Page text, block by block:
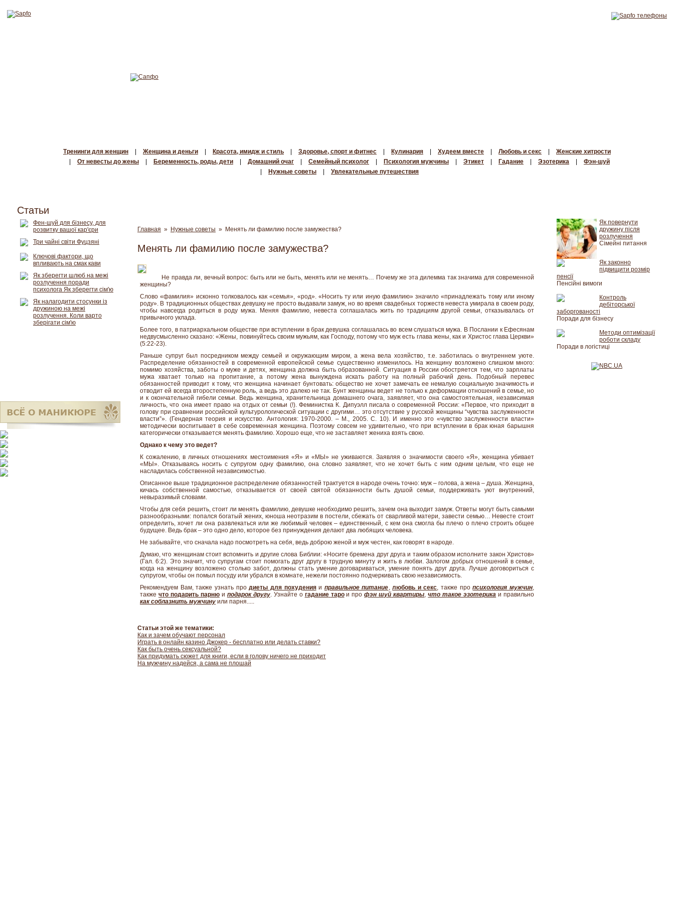
Тренинги для женщин Женщина и деньги Красота, имидж и стиль Здоровье, спорт и фитнес Кулинария Худеем вместе Любовь и секс
Женские хитрости
От невесты до жены Беременность, роды, дети Домашний очаг Семейный психолог Психология мужчины Этикет Гадание Эзотерика
Фэн-шуй
Нужные советы Увлекательные путешествия
Главная » Нужные советы » Менять ли фамилию после замужества?
Менять ли фамилию после замужества?
Не правда ли, вечный вопрос: быть или не быть, менять или не менять… Почему же эта дилемма так значима для современной
женщины?
Слово «фамилия» исконно толковалось как «семья», «род». «Носить ту или иную фамилию» значило «принадлежать тому или иному
роду». В традиционных обществах девушку не просто выдавали замуж, но во время свадебных торжеств невеста умирала в своем роду,
чтобы навсегда родиться в роду мужа. Меняя фамилию, невеста соглашалась жить по традициям другой семьи, отказывалась от
привычного уклада.
Более того, в патриархальном обществе при вступлении в брак девушка соглашалась во всем слушаться мужа. В Послании к Ефесянам
недвусмысленно сказано: «Жены, повинуйтесь своим мужьям, как Господу, потому что муж есть глава жены, как и Христос глава Церкви»
(5:22-23).
Раньше супруг был посредником между семьей и окружающим миром, а жена вела хозяйство, т.е. заботилась о внутреннем уюте.
Распределение обязанностей в современной европейской семье существенно изменилось. На женщину возложено слишком много:
помимо хозяйства, заботы о муже и детях, женщина должна быть образованной. Ситуация в России обостряется тем, что зарплаты
мужа хватает только на пропитание, а потому жена вынуждена искать работу на полный рабочий день. Подобный перевес
обязанностей приводит к тому, что женщина начинает бунтовать: общество не хочет замечать ее немалую социальную значимость и
отводит ей всегда второстепенную роль, а ведь это далеко не так. Бунт женщины ведет не только к деформации отношений в семье, но
и к окончательной гибели семьи. Ведь женщина, хранительница домашнего очага, заявляет, что она самостоятельная, независимая
личность, что она имеет право на отдых от семьи (!). Феминистка К. Дипуэлл писала о современной России: «Первое, что приходит в
голову при сравнении российской культурологической ситуации с другими… это отсутствие у русской женщины “чувства заслуженности
власти”». (Гендерная теория и искусство. Антология: 1970-2000. – М., 2005. С. 10). И именно это «чувство заслуженности власти»
методически воспитывает в себе современная женщина. Поэтому совсем не удивительно, что при вступлении в брак юная барышня
категорически отказывается менять фамилию. Хорошо еще, что не заставляет жениха взять свою.
Однако к чему это ведет?
К сожалению, в личных отношениях местоимения «Я» и «МЫ» не уживаются. Заявляя о значимости своего «Я», женщина убивает
«МЫ». Отказываясь носить с супругом одну фамилию, она словно заявляет, что не хочет быть с ним одним целым, что еще не
насладилась собственной независимостью.
Описанное выше традиционное распределение обязанностей трактуется в народе очень точно: муж – голова, а жена – душа. Женщина,
кичась собственной самостью, отказывается от своей святой обязанности быть душой семьи, поддерживать уют внутренний,
невыразимый словами.
Чтобы для себя решить, стоит ли менять фамилию, девушке необходимо решить, зачем она выходит замуж. Ответы могут быть самыми
разнообразными: попался богатый жених, юноша неотразим в постели, сбежать от сварливой матери, завести семью… Невесте стоит
определить, хочет ли она развлекаться или же любимый человек – единственный, с кем она смогла бы плечо о плечо строить общее
будущее. Ведь брак – это одно дело, которое без принуждения делают два любящих человека.
Не забывайте, что сначала надо посмотреть на себя, ведь доброю женой и муж честен, как говорят в народе.
Думаю, что женщинам стоит вспомнить и другие слова Библии: «Носите бремена друг друга и таким образом исполните закон Христов»
(Гал. 6:2). Это значит, что супругам стоит помогать друг другу в трудную минуту и жить в любви. Залогом добрых отношений в семье,
когда на женщину возложено столько забот, должны стать умение договариваться, умение понять друг друга. Лучше договориться с
супругом, чтобы он помыл посуду или убрался в комнате, нежели постоянно подчеркивать свою независимость.
Рекомендуем Вам, также узнать продиеты для похуденияи правильное питание,любовь и секс, также пропсихология мужчин,
также что подаритьпарнюи подарок другу. Узнайте о гадание тарои про фэн шуй квартиры,что такое эзотерика и правильно
как соблазнить мужчину или парня.....
Статьи этой же тематики:
Как и зачем обучают персонал
Играть в онлайн казино Джокер - бесплатно или делать ставки?
Как быть очень сексуальной?
Как придумать сюжет для книги, если в голову ничего не приходит
На мужчину надейся, а сама не плошай
Статьи
Фен-шуй для бізнесу, для
розвитку вашої кар'єри
Три чайні світи Фуцзяні
Ключові фактори, що
впливають на смак кави
Як зберегти шлюб на межі
розлучення поради
психолога Як зберегти сім'ю
Як налагодити стосунки із
дружиною на межі
розлучення. Коли варто
зберігати сім'ю
Як повернути
дружину після
розлучення
Сімейні питання
Як законно
підвищити розмір
пенсії
Пенсійні вимоги
Контроль
дебіторської
заборгованості
Поради для бізнесу
Методи оптимізації
роботи складу
Поради в логістиці